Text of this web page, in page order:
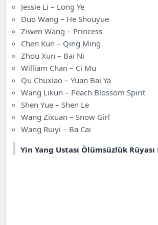
Jessie Li – Long Ye
Duo Wang – He Shouyue
Ziwen Wang – Princess
Chen Kun – Qing Ming
Zhou Xun – Bai Ni
William Chan – Ci Mu
Qu Chuxiao – Yuan Bai Ya
Wang Likun – Peach Blossom Spirit
Shen Yue – Shen Le
Wang Zixuan – Snow Girl
Wang Ruiyi – Ba Cai
Yin Yang Ustası Ölümsüzlük Rüyası